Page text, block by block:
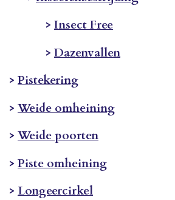
> Insect Free
> Dazenvallen
> Pistekering
> Weide omheining
> Weide poorten
> Piste omheining
> Longeercirkel